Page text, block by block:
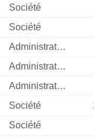
Société
Société
Administrateur
Administrateur
Administrateur
Société
Société